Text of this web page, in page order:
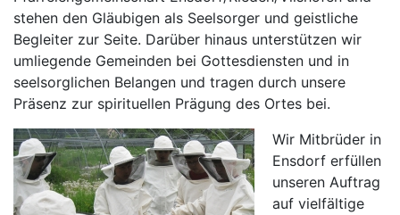
stehen den Gläubigen als Seelsorger und geistliche
Begleiter zur Seite. Darüber hinaus unterstützen wir
umliegende Gemeinden bei Gottesdiensten und in
seelsorglichen Belangen und tragen durch unsere
Präsenz zur spirituellen Prägung des Ortes bei.
Wir Mitbrüder in
Ensdorf erfüllen
unseren Auftrag
auf vielfältige